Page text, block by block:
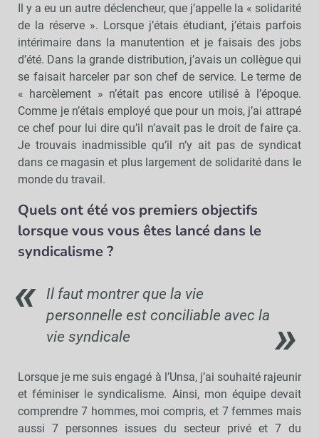
Il y a eu un autre déclencheur, que j’appelle la « solidarité
de la réserve ». Lorsque j’étais étudiant, j’étais parfois
intérimaire dans la manutention et je faisais des jobs
d’été. Dans la grande distribution, j’avais un collègue qui
se faisait harceler par son chef de service. Le terme de
« harcèlement » n’était pas encore utilisé à l’époque.
Comme je n’étais employé que pour un mois, j’ai attrapé
ce chef pour lui dire qu’il n’avait pas le droit de faire ça.
Je trouvais inadmissible qu’il n’y ait pas de syndicat
dans ce magasin et plus largement de solidarité dans le
monde du travail.
Quels ont été vos premiers objectifs
lorsque vous vous êtes lancé dans le
syndicalisme ?
Il faut montrer que la vie
personnelle est conciliable avec la
vie syndicale
Lorsque je me suis engagé à l’Unsa, j’ai souhaité rajeunir
et féminiser le syndicalisme. Ainsi, mon équipe devait
comprendre 7 hommes, moi compris, et 7 femmes mais
aussi 7 personnes issues du secteur privé et 7 du